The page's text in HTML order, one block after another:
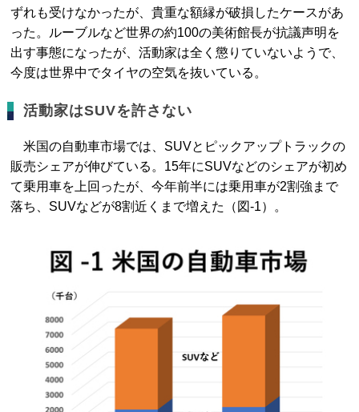
ずれも受けなかったが、貴重な額縁が破損したケースがあ
った。ルーブルなど世界の約100の美術館長が抗議声明を
出す事態になったが、活動家は全く懲りていないようで、
今度は世界中でタイヤの空気を抜いている。
活動家はSUVを許さない
米国の自動車市場では、SUVとピックアップトラックの
販売シェアが伸びている。15年にSUVなどのシェアが初め
て乗用車を上回ったが、今年前半には乗用車が2割強まで
落ち、SUVなどが8割近くまで増えた（図-1）。